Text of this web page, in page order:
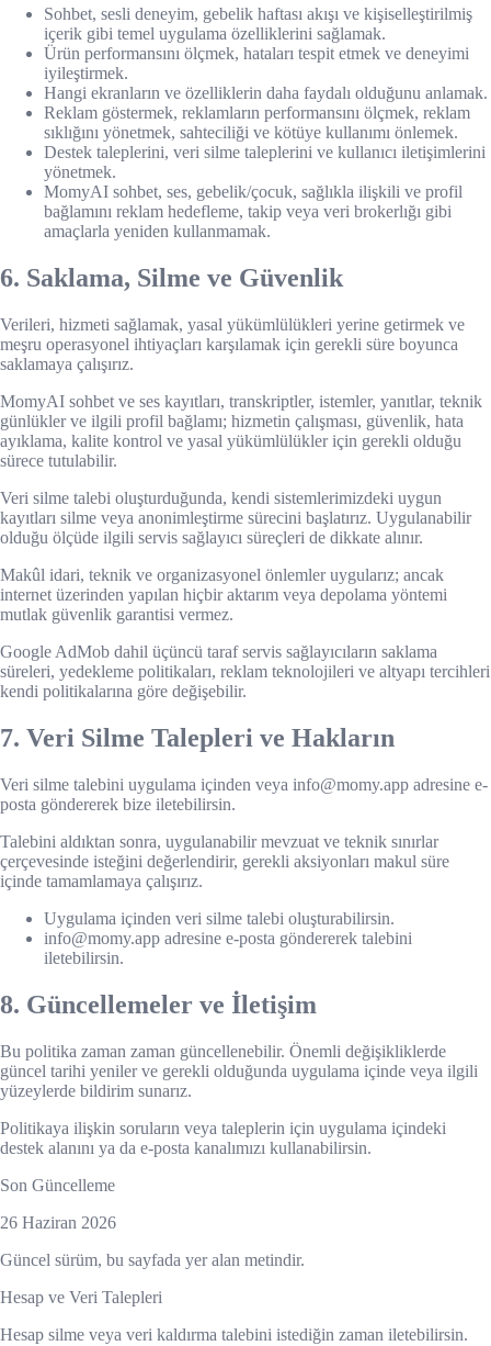
Sohbet, sesli deneyim, gebelik haftası akışı ve kişiselleştirilmiş
içerik gibi temel uygulama özelliklerini sağlamak.
Ürün performansını ölçmek, hataları tespit etmek ve deneyimi
iyileştirmek.
Hangi ekranların ve özelliklerin daha faydalı olduğunu anlamak.
Reklam göstermek, reklamların performansını ölçmek, reklam
sıklığını yönetmek, sahteciliği ve kötüye kullanımı önlemek.
Destek taleplerini, veri silme taleplerini ve kullanıcı iletişimlerini
yönetmek.
MomyAI sohbet, ses, gebelik/çocuk, sağlıkla ilişkili ve profil
bağlamını reklam hedefleme, takip veya veri brokerlığı gibi
amaçlarla yeniden kullanmamak.
6. Saklama, Silme ve Güvenlik
Verileri, hizmeti sağlamak, yasal yükümlülükleri yerine getirmek ve
meşru operasyonel ihtiyaçları karşılamak için gerekli süre boyunca
saklamaya çalışırız.
MomyAI sohbet ve ses kayıtları, transkriptler, istemler, yanıtlar, teknik
günlükler ve ilgili profil bağlamı; hizmetin çalışması, güvenlik, hata
ayıklama, kalite kontrol ve yasal yükümlülükler için gerekli olduğu
sürece tutulabilir.
Veri silme talebi oluşturduğunda, kendi sistemlerimizdeki uygun
kayıtları silme veya anonimleştirme sürecini başlatırız. Uygulanabilir
olduğu ölçüde ilgili servis sağlayıcı süreçleri de dikkate alınır.
Makûl idari, teknik ve organizasyonel önlemler uygularız; ancak
internet üzerinden yapılan hiçbir aktarım veya depolama yöntemi
mutlak güvenlik garantisi vermez.
Google AdMob dahil üçüncü taraf servis sağlayıcıların saklama
süreleri, yedekleme politikaları, reklam teknolojileri ve altyapı tercihleri
kendi politikalarına göre değişebilir.
7. Veri Silme Talepleri ve Hakların
Veri silme talebini uygulama içinden veya info@momy.app adresine e-
posta göndererek bize iletebilirsin.
Talebini aldıktan sonra, uygulanabilir mevzuat ve teknik sınırlar
çerçevesinde isteğini değerlendirir, gerekli aksiyonları makul süre
içinde tamamlamaya çalışırız.
Uygulama içinden veri silme talebi oluşturabilirsin.
info@momy.app adresine e-posta göndererek talebini
iletebilirsin.
8. Güncellemeler ve İletişim
Bu politika zaman zaman güncellenebilir. Önemli değişikliklerde
güncel tarihi yeniler ve gerekli olduğunda uygulama içinde veya ilgili
yüzeylerde bildirim sunarız.
Politikaya ilişkin soruların veya taleplerin için uygulama içindeki
destek alanını ya da e-posta kanalımızı kullanabilirsin.
Son Güncelleme
26 Haziran 2026
Güncel sürüm, bu sayfada yer alan metindir.
Hesap ve Veri Talepleri
Hesap silme veya veri kaldırma talebini istediğin zaman iletebilirsin.